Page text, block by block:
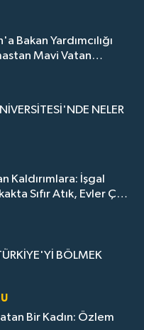
Bakan Yardımcılığı
Mavi Vatan
NELER
Kaldırımlara: İşgal
Sıfır Atık, Evler Çöp
BÖLMEK
Bir Kadın: Özlem